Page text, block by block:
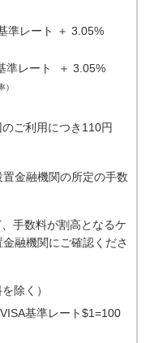
準レート ＋ 3.05%
準レート ＋ 3.05%
）
のご利用につき110円
金融機関の所定の手数
手数料が割高となるケ
融機関にご確認くださ
除く）
基準レート$1=100